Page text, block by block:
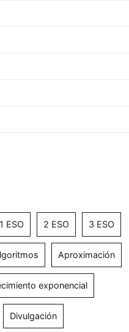
1 ESO 2 ESO 3 ESO
Aproximación
exponencial
Divulgación